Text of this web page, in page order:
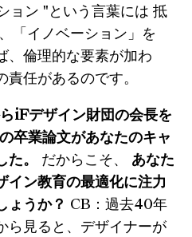
ョン "という言葉には 抵
「イノベーション」を
、倫理的な要素が加わ
任があるのです。
iFデザイン財団の会長を
卒業論文があなたのキャ
た。 だからこそ、 あなた
イン教育の最適化に注力
ょうか？ CB：過去40年
ら見ると、デザイナーが